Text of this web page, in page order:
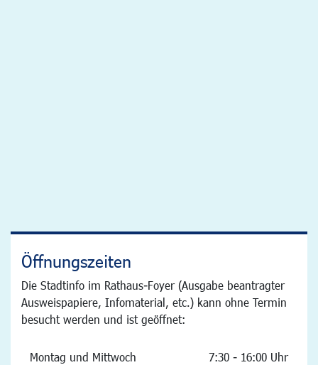
Öffnungszeiten
Die Stadtinfo im Rathaus-Foyer (Ausgabe beantragter
Ausweispapiere, Infomaterial, etc.) kann ohne Termin
besucht werden und ist geöffnet:
Montag und Mittwoch 7:30 - 16:00 Uhr